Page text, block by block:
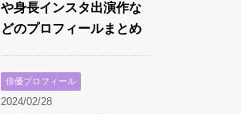
や身長インスタ出演作な
どのプロフィールまとめ
俳優プロフィール
2024/02/28